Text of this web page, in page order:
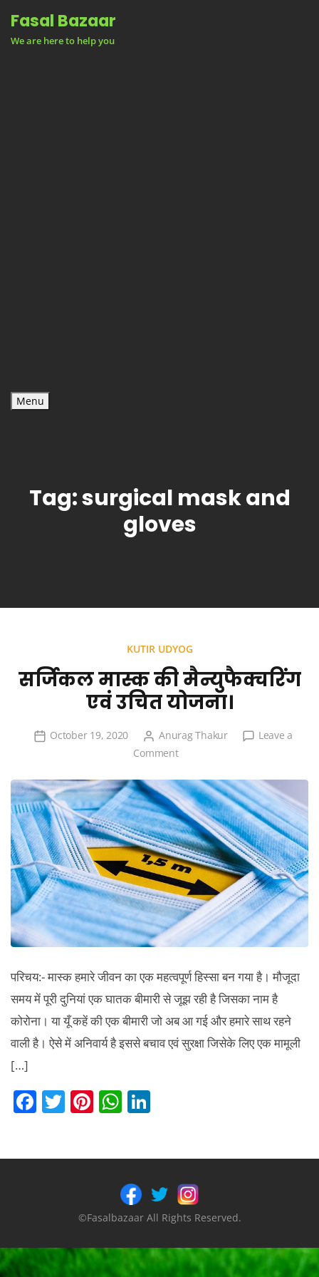
Fasal Bazaar
We are here to help you
Menu
Tag:surgical mask and
gloves
KUTIR UDYOG
सर्जिकल मास्क की मैन्युफैक्चरिंग
एवं उचित योजना।
October 19, 2020 Anurag Thakur
Leave a
Commenton
मास्क
की
मैन्युफैक्चरिंग
एवं
उचित
योजना।
परिचय:- मास्क हमारे जीवन का एक महत्वपूर्ण हिस्सा बन गया है। मौजूदा
समय में पूरी दुनियां एक घातक बीमारी से जूझ रही है जिसका नाम है
कोरोना। या यूँ कहें की एक बीमारी जो अब आ गई और हमारे साथ रहने
वाली है। ऐसे में अनिवार्य है इससे बचाव एवं सुरक्षा जिसेके लिए एक मामूली
[…]
F
a
e
k
T
w
er
Pi
nt
e
W
h
s
A
p
e
dI
n
©Fasalbazaar All Rights Reserved.